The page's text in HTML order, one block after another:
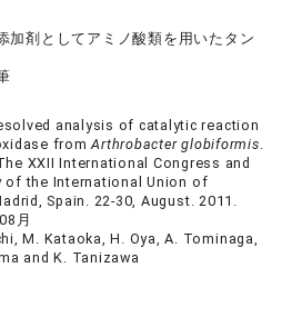
加剤としてアミノ酸類を用いたタン
analysis of catalytic reaction
fromArthrobacter globiformis.
XXII International Congress and
of the International Union of
Spain. 22-30, August. 2011.
月
M. Kataoka, H. Oya, A. Tominaga,
and K. Tanizawa